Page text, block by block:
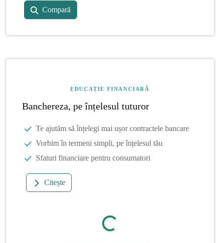
Compară
EDUCAȚIE FINANCIARĂ
Banchereza, pe înțelesul tuturor
Te ajutăm să înțelegi mai ușor contractele bancare
Vorbim în termeni simpli, pe înțelesul tău
Sfaturi financiare pentru consumatori
Citește